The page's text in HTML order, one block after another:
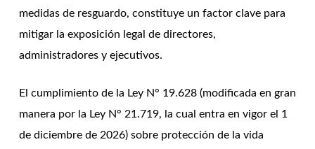
medidas de resguardo, constituye un factor clave para
mitigar la exposición legal de directores,
administradores y ejecutivos.
El cumplimiento de la Ley N° 19.628 (modificada en gran
manera por la Ley N° 21.719, la cual entra en vigor el 1
de diciembre de 2026) sobre protección de la vida